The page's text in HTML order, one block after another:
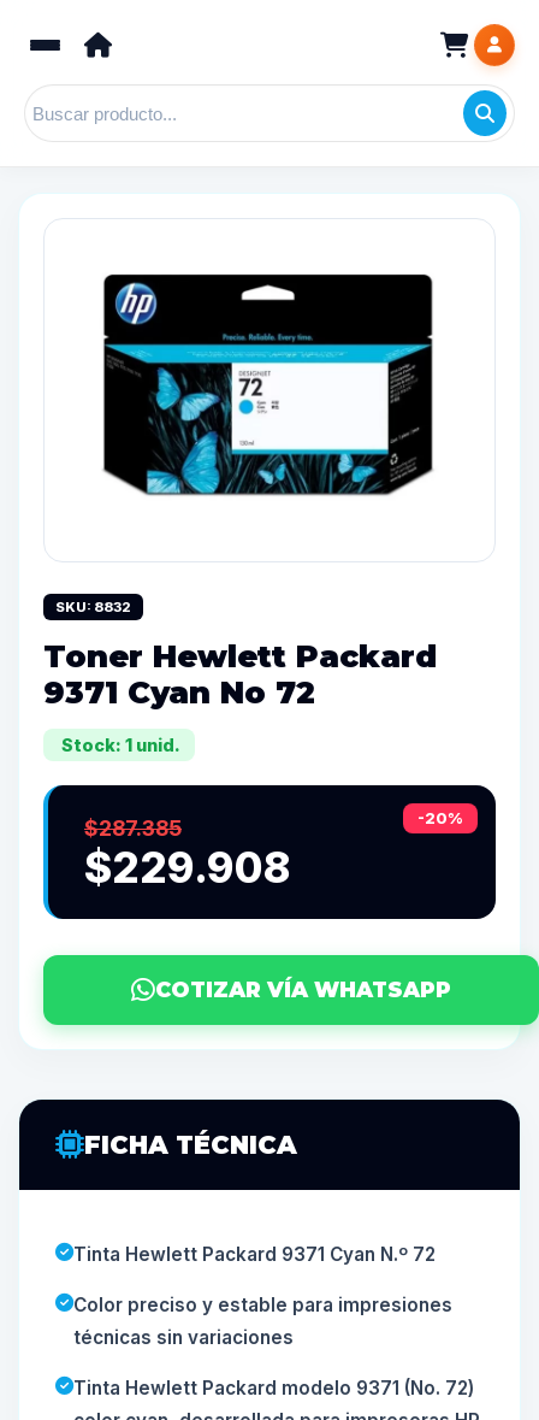
SKU: 8832
Toner Hewlett Packard
9371 Cyan No 72
Stock: 1 unid.
-20%
$287.385
$229.908
COTIZAR VÍA WHATSAPP
FICHA TÉCNICA
Tinta Hewlett Packard 9371 Cyan N.º 72
Color preciso y estable para impresiones
técnicas sin variaciones
Tinta Hewlett Packard modelo 9371 (No. 72)